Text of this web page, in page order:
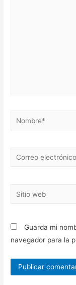
Nombre*
Correo
Sitio
Guarda mi
navegador para la